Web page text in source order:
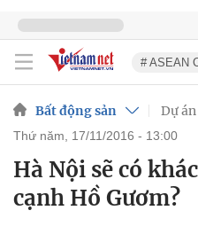
# ASEAN
Bất động sản Dự án
thứ năm, 17/11/2016 - 13:00
Hà Nội sẽ có
cạnh Hồ Gươm?